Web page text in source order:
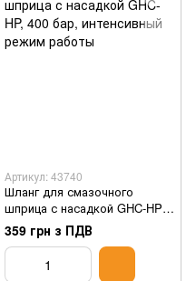
Артикул: 43740
Шланг для смазочного
шприца с насадкой GHC-HP,
400 бар, интенсивный режим
работы
359 грн з ПДВ